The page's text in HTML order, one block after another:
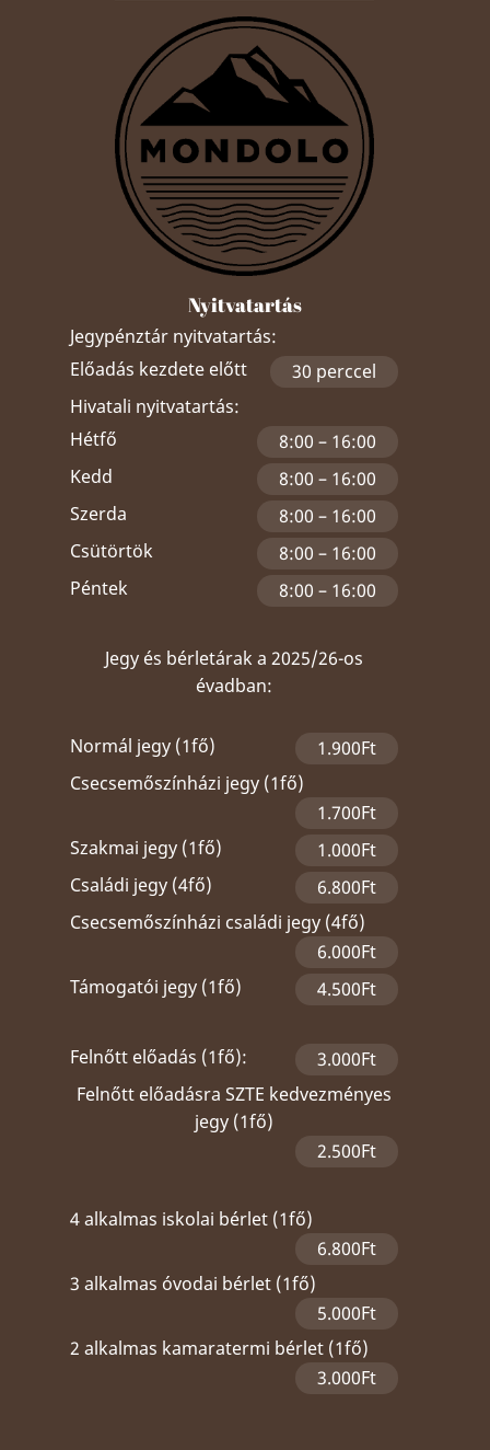
Nyitvatartás
Jegypénztár nyitvatartás:
Előadás kezdete előtt
30 perccel
Hivatali nyitvatartás:
Hétfő
8:00 – 16:00
Kedd
8:00 – 16:00
Szerda
8:00 – 16:00
Csütörtök
8:00 – 16:00
Péntek
8:00 – 16:00
Jegy és bérletárak a 2025/26-os
évadban:
Normál jegy (1fő)
1.900Ft
Csecsemőszínházi jegy (1fő)
1.700Ft
Szakmai jegy (1fő)
1.000Ft
Családi jegy (4fő)
6.800Ft
Csecsemőszínházi családi jegy (4fő)
6.000Ft
Támogatói jegy (1fő)
4.500Ft
Felnőtt előadás (1fő):
3.000Ft
Felnőtt előadásra SZTE kedvezményes
jegy (1fő)
2.500Ft
4 alkalmas iskolai bérlet (1fő)
6.800Ft
3 alkalmas óvodai bérlet (1fő)
5.000Ft
2 alkalmas kamaratermi bérlet (1fő)
3.000Ft